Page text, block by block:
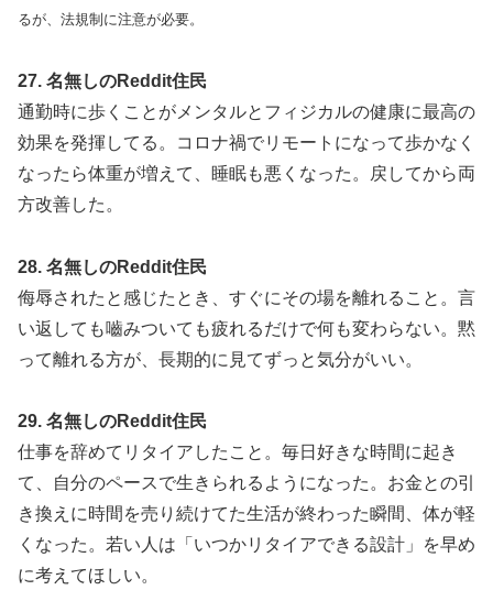
るが、法規制に注意が必要。
27. 名無しのReddit住民
通勤時に歩くことがメンタルとフィジカルの健康に最高の
効果を発揮してる。コロナ禍でリモートになって歩かなく
なったら体重が増えて、睡眠も悪くなった。戻してから両
方改善した。
28. 名無しのReddit住民
侮辱されたと感じたとき、すぐにその場を離れること。言
い返しても嚙みついても疲れるだけで何も変わらない。黙
って離れる方が、長期的に見てずっと気分がいい。
29. 名無しのReddit住民
仕事を辞めてリタイアしたこと。毎日好きな時間に起き
て、自分のペースで生きられるようになった。お金との引
き換えに時間を売り続けてた生活が終わった瞬間、体が軽
くなった。若い人は「いつかリタイアできる設計」を早め
に考えてほしい。